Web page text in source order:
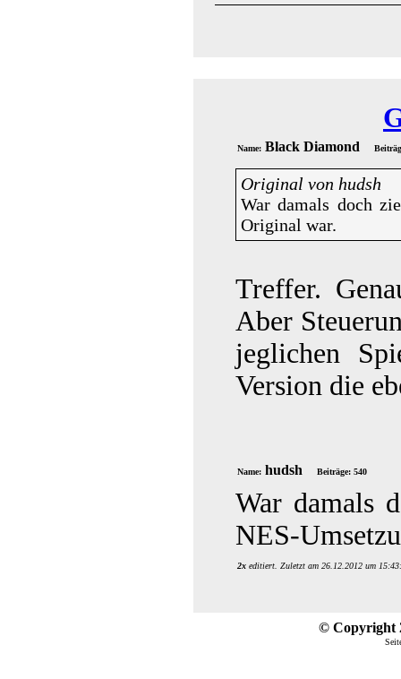
Name: Black Diamond
Original von hudsh
War damals doch
Original war.
Treffer.
Aber
jeglichen
Version die
Name: hudsh Beiträge: 540
War damals
NES-
2x editiert. Zuletzt am 26.12.2012 um
© Copyright